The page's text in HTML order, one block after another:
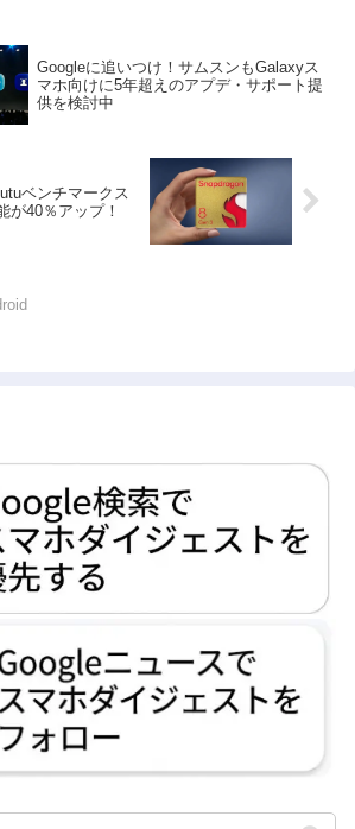
Googleに追いつけ！サムスンもGalaxyス
マホ向けに5年超えのアプデ・サポート提
供を検討中
ベンチマークス
が40％アップ！